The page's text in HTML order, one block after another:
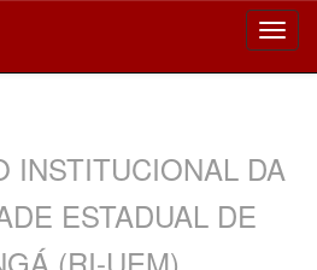
INSTITUCIONAL DA
ESTADUAL DE